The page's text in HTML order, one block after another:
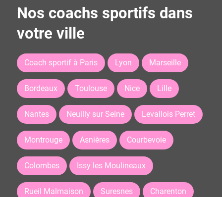
Nos coachs sportifs dans
votre ville
Coach sportif à Paris Lyon Marseille
Bordeaux Toulouse Nice Lille
Nantes Neuilly sur Seine Levallois Perret
Montrouge Asnières Courbevoie
Colombes Issy les Moulineaux
Rueil Malmaison Suresnes Charenton